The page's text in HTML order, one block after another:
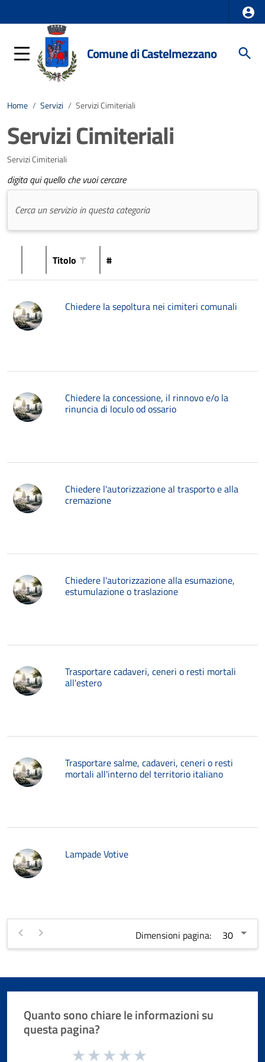
Comune di Castelmezzano
Home / Servizi / Servizi Cimiteriali
Servizi Cimiteriali
Servizi Cimiteriali
digita qui quello che vuoi cercare
Titolo #
Chiedere la sepoltura nei cimiteri comunali
Chiedere la concessione, il rinnovo e/o la
rinuncia di loculo od ossario
Chiedere l'autorizzazione al trasporto e alla
cremazione
Chiedere l'autorizzazione alla esumazione,
estumulazione o traslazione
Trasportare cadaveri, ceneri o resti mortali
all'estero
Trasportare salme, cadaveri, ceneri o resti
mortali all'interno del territorio italiano
Lampade Votive
Dimensioni pagina:
Quanto sono chiare le informazioni su
questa pagina?
Valuta da 1 a 5 stelle la pagina